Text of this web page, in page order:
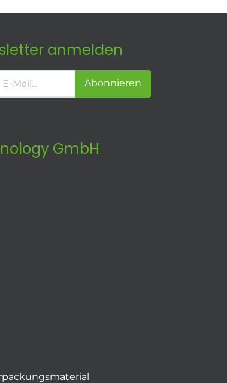
anmelden
Abonnieren
GmbH